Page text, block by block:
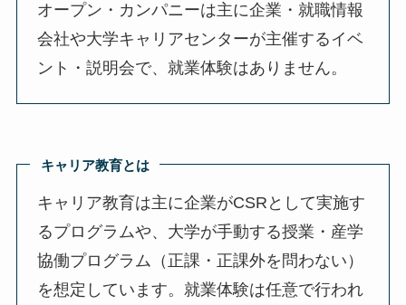
オープン・カンパニーは主に企業・就職情報
会社や大学キャリアセンターが主催するイベ
ント・説明会で、就業体験はありません。
キャリア教育とは
キャリア教育は主に企業がCSRとして実施す
るプログラムや、大学が手動する授業・産学
協働プログラム（正課・正課外を問わない）
を想定しています。就業体験は任意で行われ